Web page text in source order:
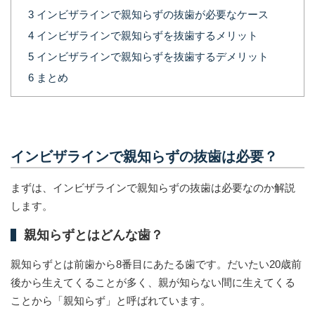
3 インビザラインで親知らずの抜歯が必要なケース
4 インビザラインで親知らずを抜歯するメリット
5 インビザラインで親知らずを抜歯するデメリット
6 まとめ
インビザラインで親知らずの抜歯は必要？
まずは、インビザラインで親知らずの抜歯は必要なのか解説
します。
親知らずとはどんな歯？
親知らずとは前歯から8番目にあたる歯です。だいたい20歳前
後から生えてくることが多く、親が知らない間に生えてくる
ことから「親知らず」と呼ばれています。